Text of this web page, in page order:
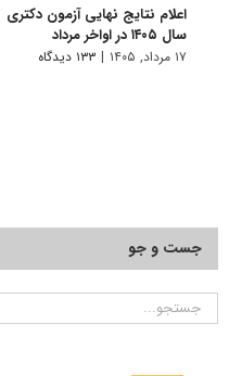
اعلام نتایج نهایی آزمون دکتری
سال ۱۴۰۵ در اواخر مرداد
۱۷ مرداد, ۱۴۰۵ | ۱۳۳ دیدگاه
جست و جو
جستجو